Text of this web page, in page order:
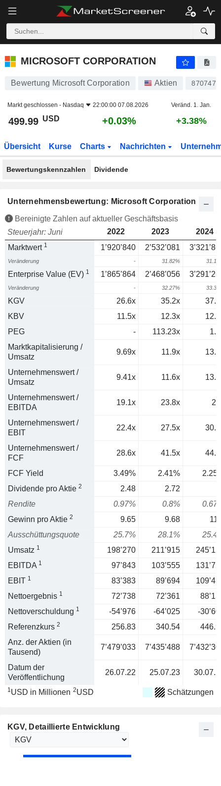
MICROSOFT CORPORATION
MICROSOFT CORPORATION
Bewertung Microsoft Corporation Aktien 870747
Markt geschlossen - Nasdaq 22:00:00 07.08.2026 Veränd. 1. Jan.
499.99 USD +0.03% +3.38%
Übersicht Kurse Charts Nachrichten
Bewertungskennzahlen Dividende
Unternehmensbewertung: Microsoft Corporation
Bereinigte Zahlen auf aktueller Geschäftsbasis
Steuerjahr: Juni
2022 2023
2024
Marktwert 1 1’920’840 2’532’081
Veränderung - 31.82%
Enterprise Value (EV) 1 1’865’864 2’468’056
Veränderung - 32.27%
KGV 26.6x 35.2x
KBV
11.5x 12.3x
PEG
- 113.23x
Marktkapitalisierung /
Umsatz
9.69x 11.9x
Unternehmenswert /
Umsatz
9.41x 11.6x
Unternehmenswert /
EBITDA
19.1x 23.8x
Unternehmenswert /
EBIT
22.4x 27.5x
Unternehmenswert /
FCF
28.6x 41.5x
FCF Yield 3.49% 2.41%
Dividende pro Aktie 2 2.48 2.72
Rendite
0.97% 0.8%
Gewinn pro Aktie 2 9.65 9.68
Ausschüttungsquote
25.7% 28.1%
Umsatz 1 198’270 211’915
EBITDA 1 97’843 103’555
EBIT 1 83’383 89’694
Nettoergebnis 1 72’738 72’361
Nettoverschuldung 1 -54’976 -64’025
-
Referenzkurs 2 256.83 340.54
Anz. der Aktien (in
Tausend)
7’479’033 7’435’488
Datum der
Veröffentlichung
26.07.22 25.07.23
1USD in Millionen 2USD Schätzungen
KGV, Detaillierte Entwicklung